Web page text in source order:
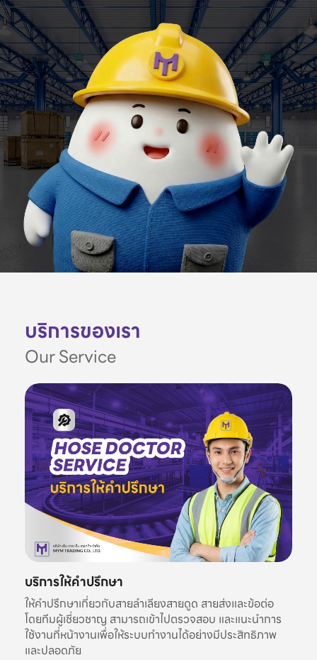
บริการของเรา
Our Service
บริการให้คำปรึกษา
ให้คำปรึกษาเกี่ยวกับสายลำเลียงสายดูด สายส่งและข้อต่อ
โดยทีมผู้เชี่ยวชาญ สามารถเข้าไปตรวจสอบ และแนะนำการ
ใช้งานที่หน้างานเพื่อให้ระบบทำงานได้อย่างมีประสิทธิภาพ
และปลอดภัย